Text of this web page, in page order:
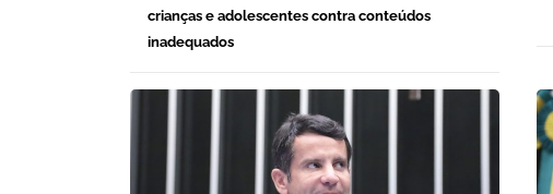
crianças e adolescentes contra conteúdos
inadequados